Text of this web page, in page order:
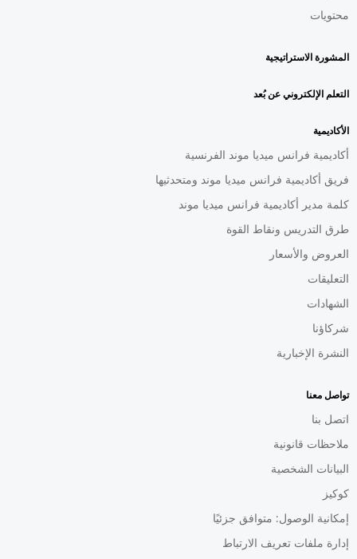
محتويات
المشورة الاستراتيجية
التعلم الإلكتروني عن بُعد
الأكاديمية
أكاديمية فرانس ميديا موند الفرنسية
فريق أكاديمية فرانس ميديا موند ومتحدثيها
كلمة مدير أكاديمية فرانس ميديا موند
طرق التدريس ونقاط القوة
العروض والأسعار
التعليقات
الشهادات
شركاؤنا
النشرة الإخبارية
تواصل معنا
اتصل بنا
ملاحظات قانونية
البيانات الشخصية
كوكيز
إمكانية الوصول: متوافق جزئيًا
إدارة ملفات تعريف الارتباط